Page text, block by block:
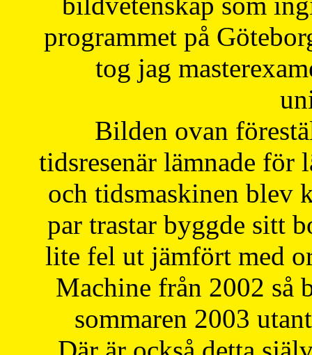
programmet på
tog jag
Bilden ovan
tidsresenär lämnade för
och tidsmaskinen blev
par trastar byggde sitt
lite fel ut jämfört med
Machine från 2002 så
sommaren 2003